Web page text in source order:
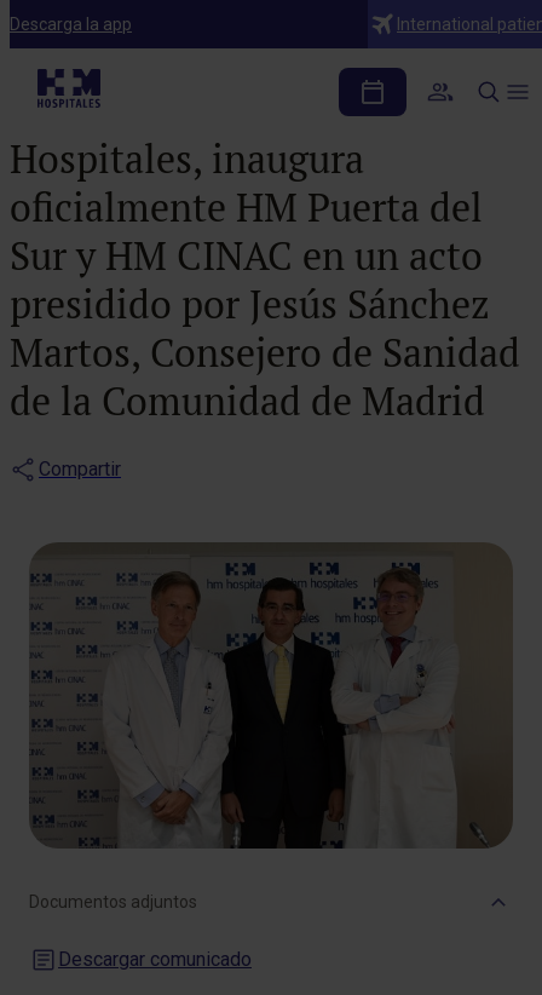
Descarga la app International
Notas de prensa
El Dr. Juan Abarca
Campal, presidente de HM
Hospitales, inaugura
oficialmente HM Puerta del
Sur y HM CINAC en un acto
presidido por Jesús Sánchez
Martos, Consejero de Sanidad
de la Comunidad de Madrid
Compartir
Documentos adjuntos
Descargar comunicado